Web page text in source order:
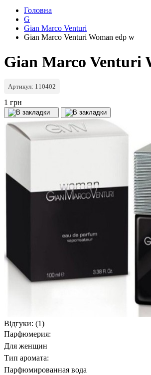
Головна
G
Gian Marco Venturi
Gian Marco Venturi Woman edp w
Gian Marco Venturi
Артикул: 110402
1 грн
Відгуки: (1)
Парфюмерия:
Для женщин
Тип аромата:
Парфюмированная вода